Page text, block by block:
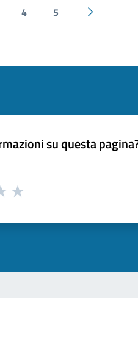
4 5
Pagina
su questa